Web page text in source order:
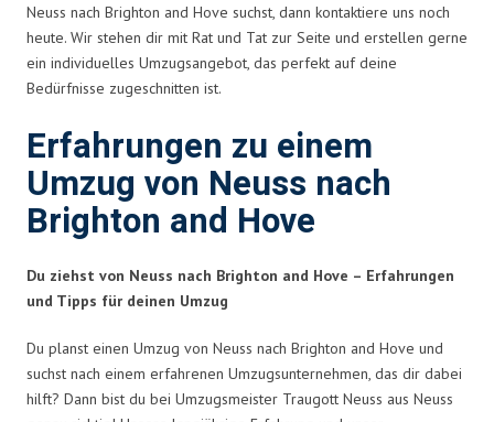
Neuss nach Brighton and Hove suchst, dann kontaktiere uns noch
heute. Wir stehen dir mit Rat und Tat zur Seite und erstellen gerne
ein individuelles Umzugsangebot, das perfekt auf deine
Bedürfnisse zugeschnitten ist.
Erfahrungen zu einem
Umzug von Neuss nach
Brighton and Hove
Du ziehst von Neuss nach Brighton and Hove – Erfahrungen
und Tipps für deinen Umzug
Du planst einen Umzug von Neuss nach Brighton and Hove und
suchst nach einem erfahrenen Umzugsunternehmen, das dir dabei
hilft? Dann bist du bei Umzugsmeister Traugott Neuss aus Neuss